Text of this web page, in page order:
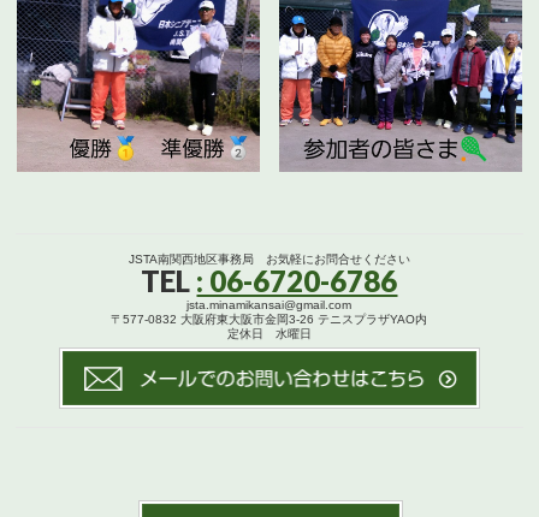
JSTA南関西地区事務局 お気軽にお問合せください
TEL : 06-6720-6786
jsta.minamikansai@gmail.com
〒577-0832 大阪府東大阪市金岡3-26 テニスプラザYAO内
定休日 水曜日